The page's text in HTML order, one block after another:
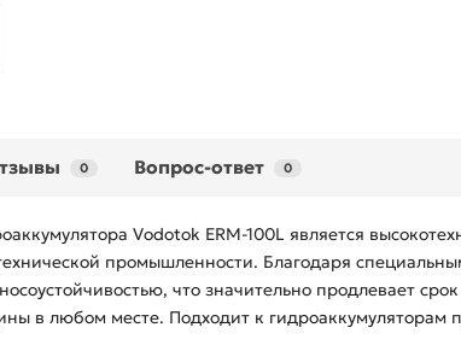
0 Вопрос-ответ 0
Vodotok ERM-100L является
промышленности. Благодаря
что значительно продлевает
в любом месте. Подходит к гидроаккумуляторам